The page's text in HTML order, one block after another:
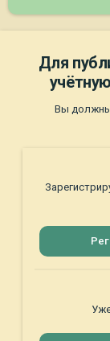
Для
Вы должны